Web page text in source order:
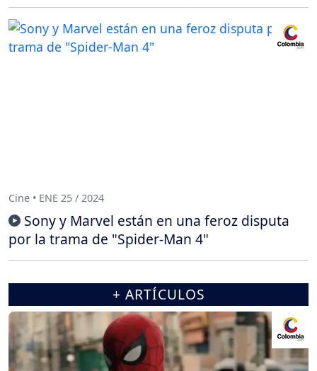
Cine • ENE 25 / 2024
Sony y Marvel están en una feroz disputa
por la trama de "Spider-Man 4"
+ ARTÍCULOS